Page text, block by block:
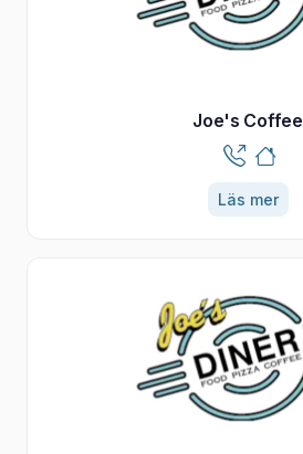
Joe's Coffee
Läs mer